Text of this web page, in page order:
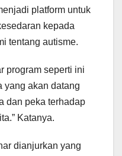
platform untuk
kepada
tentang autisme.
program seperti ini
yang akan datang
dan peka terhadap
Katanya.
dianjurkan yang